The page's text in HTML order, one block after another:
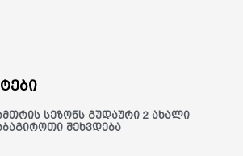
სეზონს გუდაური 2 ახალი
შეხვდება